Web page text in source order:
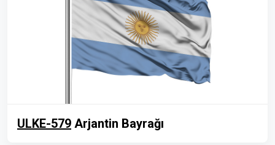
ULKE-579 Arjantin Bayrağı